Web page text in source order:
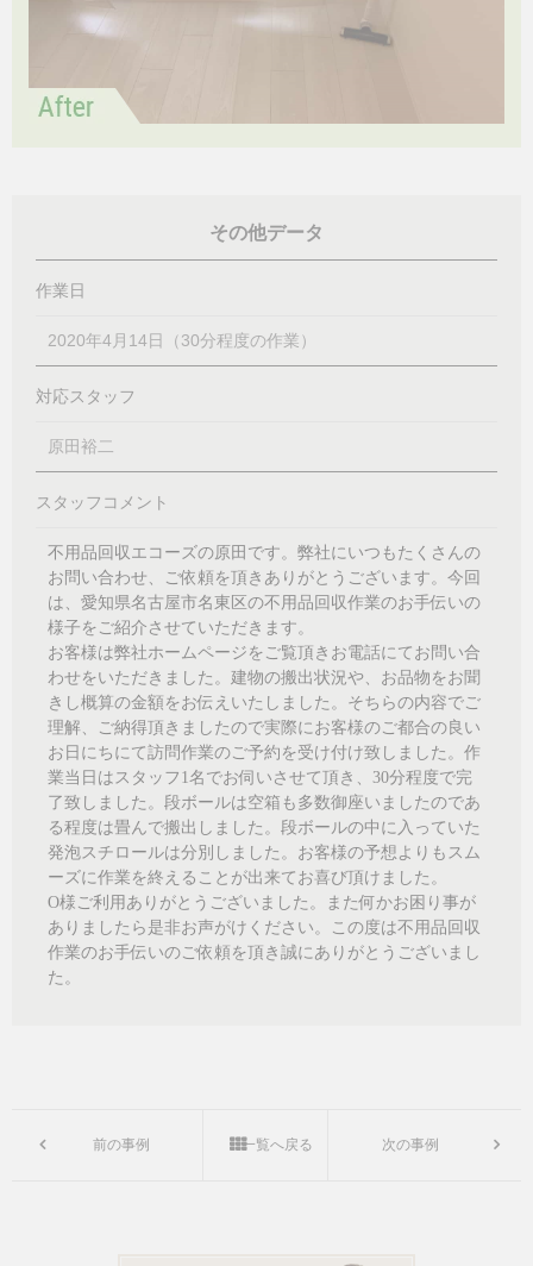
その他データ
作業日
2020年4月14日（30分程度の作業）
対応スタッフ
原田裕二
スタッフコメント
不用品回収エコーズの原田です。弊社にいつもたくさんの
お問い合わせ、ご依頼を頂きありがとうございます。今回
は、愛知県名古屋市名東区の不用品回収作業のお手伝いの
様子をご紹介させていただきます。
お客様は弊社ホームページをご覧頂きお電話にてお問い合
わせをいただきました。建物の搬出状況や、お品物をお聞
きし概算の金額をお伝えいたしました。そちらの内容でご
理解、ご納得頂きましたので実際にお客様のご都合の良い
お日にちにて訪問作業のご予約を受け付け致しました。作
業当日はスタッフ1名でお伺いさせて頂き、 30分程度で完
了致しました。段ボールは空箱も多数御座いましたのであ
る程度は畳んで搬出しました。段ボールの中に入っていた
発泡スチロールは分別しました。お客様の予想よりもスム
ーズに作業を終えることが出来てお喜び頂けました。
O様ご利用ありがとうございました。また何かお困り事が
ありましたら是非お声がけください。この度は不用品回収
作業のお手伝いのご依頼を頂き誠にありがとうございまし
た。
前の事例 一覧へ戻る 次の事例